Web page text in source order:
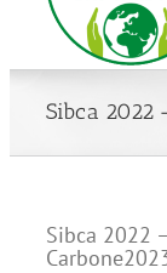
Sibca 2022
Sibca 2022
Carbone